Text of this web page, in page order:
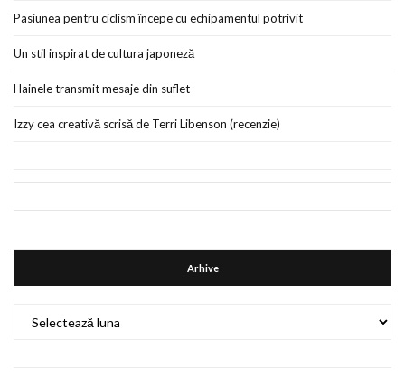
Pasiunea pentru ciclism începe cu echipamentul potrivit
Un stil inspirat de cultura japoneză
Hainele transmit mesaje din suflet
Izzy cea creativă scrisă de Terri Libenson (recenzie)
Arhive